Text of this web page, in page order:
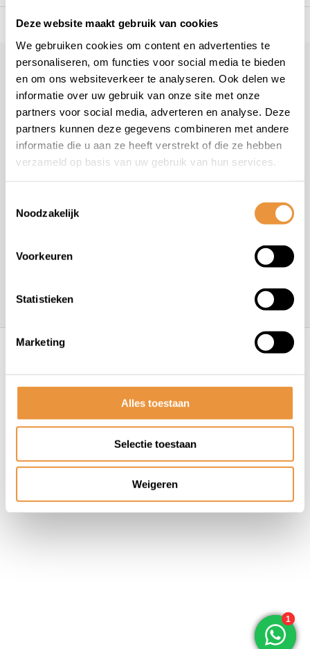
Deze website maakt gebruik van cookies
We gebruiken cookies om content en advertenties te
personaliseren, om functies voor social media te bieden
en om ons websiteverkeer te analyseren. Ook delen we
informatie over uw gebruik van onze site met onze
partners voor social media, adverteren en analyse. Deze
partners kunnen deze gegevens combineren met andere
informatie die u aan ze heeft verstrekt of die ze hebben
verzameld op basis van uw gebruik van hun services.
Noodzakelijk
Voorkeuren
Statistieken
Marketing
Alles toestaan
Selectie toestaan
Weigeren
voor uw tweewieler Snelle levering
Klantenservice
Veelgestelde vragen
+31 78 780 2330
info@artsloten.nl
Contactgegevens
Algemene voorwaarden Disclaimer
Privacy
Policy
Sitemap